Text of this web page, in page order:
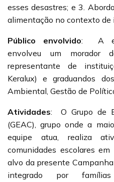
esses desastres; e 3.
alimentação no contexto de
Público envolvido: A
envolveu um morador
representante de
Keralux) e graduandos
Ambiental, Gestão de
Atividades:O Grupo de
(GEAC), grupo onde a
equipe atua, realiza
comunidades escolares
alvo da presente
integrado por